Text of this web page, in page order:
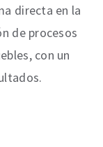
directa en la
de procesos
con un